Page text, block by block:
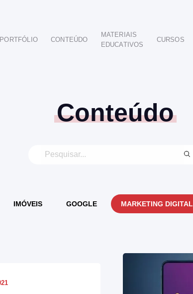
ODONTOLÓGICO
HOTELARIA
BUSINESS INTELIGENCE
PORTFÓLIO CONTEÚDO
MATERIAIS
EDUCATIVOS
CURSOS
Conteúdo
IMÓVEIS GOOGLE MARKETING DIGITAL